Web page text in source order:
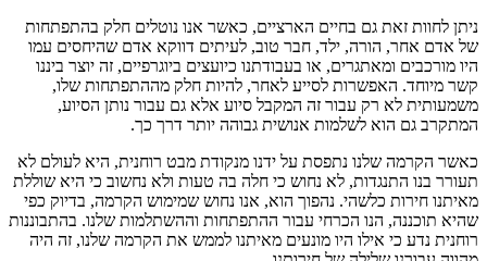
ניתן לחוות זאת גם בחיים הארציים, כאשר אנו נוטלים חלק בהתפתחות
של אדם אחר, הורה, ילד, חבר טוב, לעיתים דווקא אדם שהיחסים עמו
היו מורכבים ומאתגרים, או בעבודתנו כיועצים ביוגרפיים, זה יוצר ביננו
קשר מיוחד. האפשרות לסייע לאחר, להיות חלק מההתפתחות שלו,
משמעותית לא רק עבור זה המקבל סיוע אלא גם עבור נותן הסיוע,
המתקרב גם הוא לשלמות אנושית גבוהה יותר דרך כך.
כאשר הקרמה שלנו נתפסת על ידנו מנקודת מבט רוחנית, היא לעולם לא
תעורר בנו התנגדות, לא נחוש כי חלה בה טעות ולא נחשוב כי היא שוללת
מאיתנו חירות כלשהי. נהפוך הוא, אנו נחוש שמימוש הקרמה, בדיוק כפי
שהיא תוכננה, הנו הכרחי עבור ההתפתחות וההשתלמות שלנו. בהתבוננות
רוחנית נדע כי אילו היו מונעים מאיתנו לממש את הקרמה שלנו, זה היה